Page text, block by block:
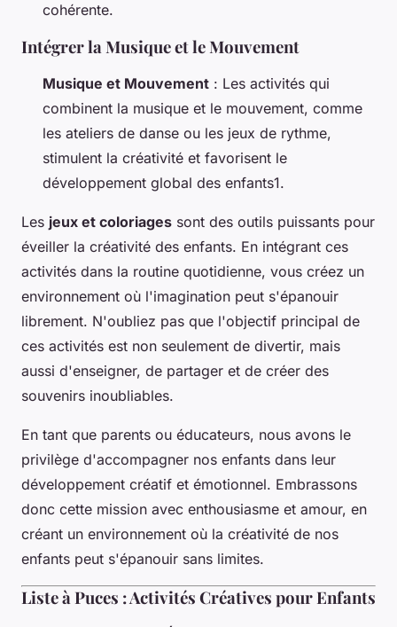
cohérente.
Intégrer la Musique et le Mouvement
Musique et Mouvement : Les activités qui
combinent la musique et le mouvement, comme
les ateliers de danse ou les jeux de rythme,
stimulent la créativité et favorisent le
développement global des enfants1.
Les jeux et coloriages sont des outils puissants pour
éveiller la créativité des enfants. En intégrant ces
activités dans la routine quotidienne, vous créez un
environnement où l'imagination peut s'épanouir
librement. N'oubliez pas que l'objectif principal de
ces activités est non seulement de divertir, mais
aussi d'enseigner, de partager et de créer des
souvenirs inoubliables.
En tant que parents ou éducateurs, nous avons le
privilège d'accompagner nos enfants dans leur
développement créatif et émotionnel. Embrassons
donc cette mission avec enthousiasme et amour, en
créant un environnement où la créativité de nos
enfants peut s'épanouir sans limites.
Liste à Puces : Activités Créatives pour Enfants